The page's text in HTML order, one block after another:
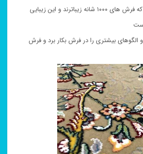
مسلما جواب می گیریم که فرش های ۱۰۰۰ شانه زیباترند و این زیبایی
الگوهای بیشتری را در فرش بکار برد و فرش